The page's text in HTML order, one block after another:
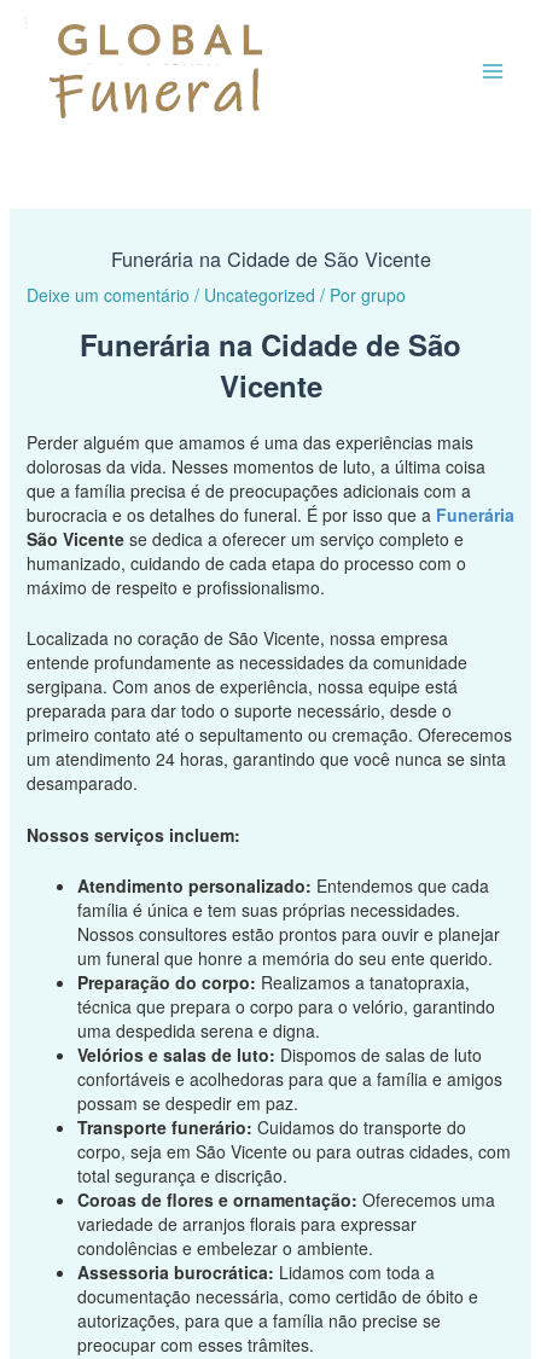
para
conteúdo
Funerária na Cidade de São Vicente
Deixe um comentário / Uncategorized / Por grupo
Funerária na Cidade de São
Vicente
Perder alguém que amamos é uma das experiências mais
dolorosas da vida. Nesses momentos de luto, a última coisa
que a família precisa é de preocupações adicionais com a
burocracia e os detalhes do funeral. É por isso que a Funerária
São Vicentese dedica a oferecer um serviço completo e
humanizado, cuidando de cada etapa do processo com o
máximo de respeito e profissionalismo.
Localizada no coração de São Vicente, nossa empresa
entende profundamente as necessidades da comunidade
sergipana. Com anos de experiência, nossa equipe está
preparada para dar todo o suporte necessário, desde o
primeiro contato até o sepultamento ou cremação. Oferecemos
um atendimento 24 horas, garantindo que você nunca se sinta
desamparado.
Nossos serviços incluem:
Atendimento personalizado: Entendemos que cada
família é única e tem suas próprias necessidades.
Nossos consultores estão prontos para ouvir e planejar
um funeral que honre a memória do seu ente querido.
Preparação do corpo: Realizamos a tanatopraxia,
técnica que prepara o corpo para o velório, garantindo
uma despedida serena e digna.
Velórios e salas de luto: Dispomos de salas de luto
confortáveis e acolhedoras para que a família e amigos
possam se despedir em paz.
Transporte funerário: Cuidamos do transporte do
corpo, seja em São Vicente ou para outras cidades, com
total segurança e discrição.
Coroas de flores e ornamentação: Oferecemos uma
variedade de arranjos florais para expressar
condolências e embelezar o ambiente.
Assessoria burocrática: Lidamos com toda a
documentação necessária, como certidão de óbito e
autorizações, para que a família não precise se
preocupar com esses trâmites.